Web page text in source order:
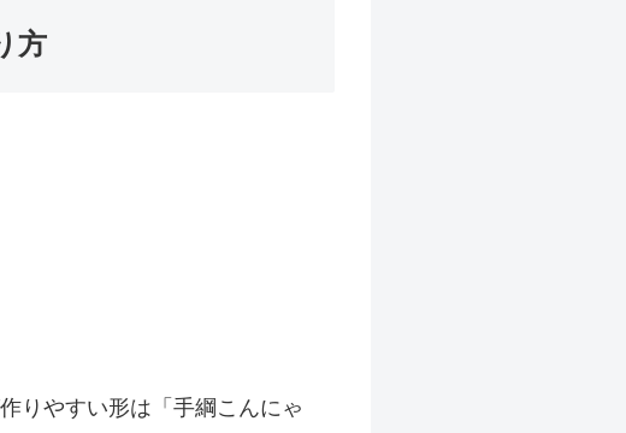
方
りやすい形は「手綱こんにゃ